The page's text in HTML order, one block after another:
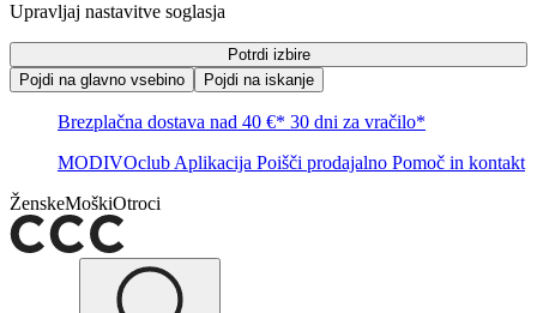
Upravljaj nastavitve soglasja
Potrdi izbire
Pojdi na glavno vsebino
Pojdi na iskanje
Brezplačna dostava nad 40 €* 30 dni za vračilo*
MODIVOclub Aplikacija Poišči prodajalno Pomoč in kontakt
ŽenskeMoškiOtroci